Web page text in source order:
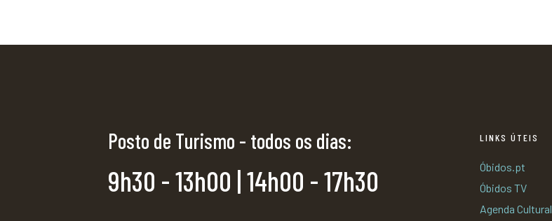
Posto de Turismo - todos os dias:
9h30 - 13h00 | 14h00 - 17h30
LINKS ÚTEIS
Óbidos.pt
Óbidos TV
Agenda Cultural